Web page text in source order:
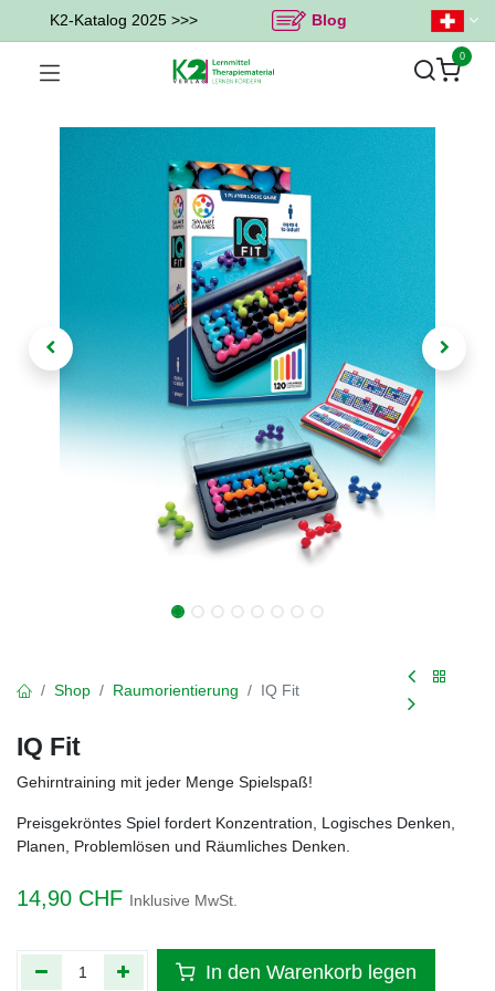
K2-Katalog 2025 >>> Blog
0
Shop Raumorientierung IQ Fit
IQ Fit
Gehirntraining mit jeder Menge Spielspaß!
Preisgekröntes Spiel fordert Konzentration, Logisches Denken,
Planen, Problemlösen und Räumliches Denken.
14,90 CHF Inklusive MwSt.
In den Warenkorb legen